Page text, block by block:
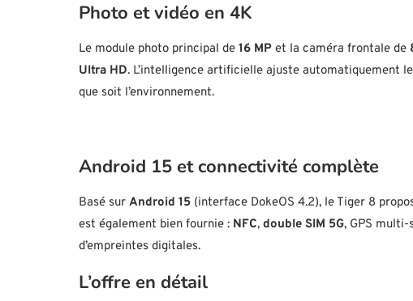
Photo et vidéo en 4K
Le module photo principal de 16 MP et la caméra frontale de
Ultra HD. L’intelligence artificielle ajuste automatiquement
que soit l’environnement.
Android 15 et connectivité complète
Basé sur Android 15 (interface DokeOS 4.2), le Tiger 8
est également bien fournie : NFC, double SIM 5G, GPS
d’empreintes digitales.
L’offre en détail